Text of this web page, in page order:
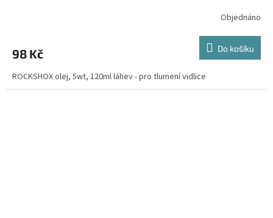
Objednáno
98 Kč Do košíku
ROCKSHOX olej, 5wt, 120ml láhev - pro tlumení vidlice